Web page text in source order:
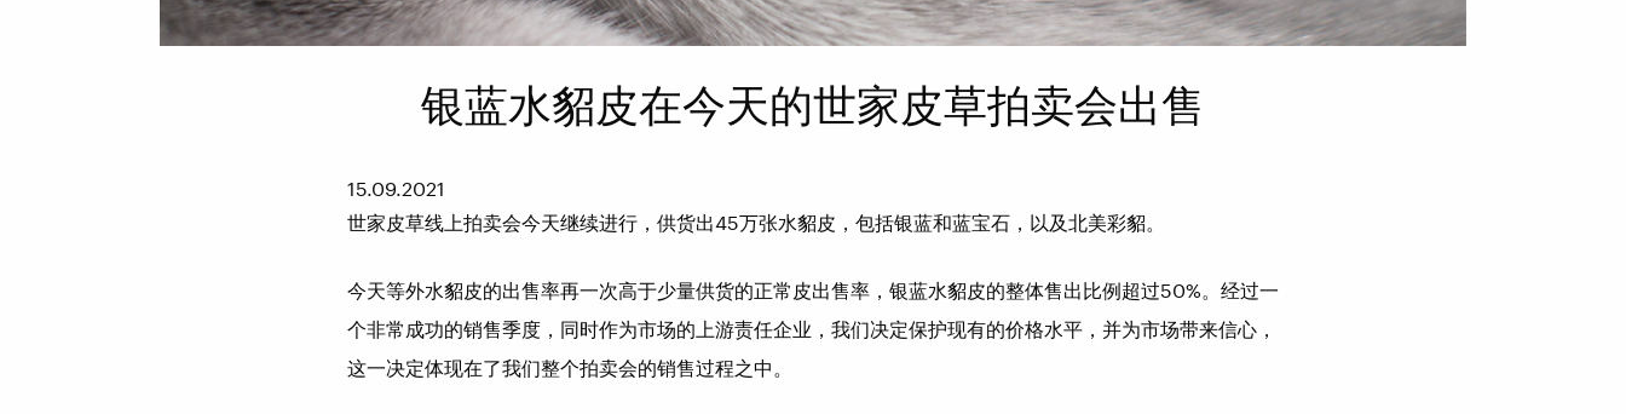
银蓝水貂皮在今天的世家皮草拍卖会出售
15.09.2021
世家皮草线上拍卖会今天继续进行，供货出45万张水貂皮，包括银蓝和蓝宝石，以及北美彩貂。
今天等外水貂皮的出售率再一次高于少量供货的正常皮出售率，银蓝水貂皮的整体售出比例超过50%。经过一
个非常成功的销售季度，同时作为市场的上游责任企业，我们决定保护现有的价格水平，并为市场带来信心，
这一决定体现在了我们整个拍卖会的销售过程之中。